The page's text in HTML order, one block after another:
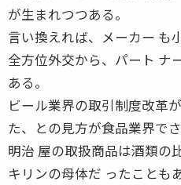
が生まれつつある。
言い換えれば、メーカー も
全方位外交から、パート ナ
ある。
ビール業界の取引制度改革
た、との見方が食品業界で
明治 屋の取扱商品は酒類の
キリンの母体だ ったことも